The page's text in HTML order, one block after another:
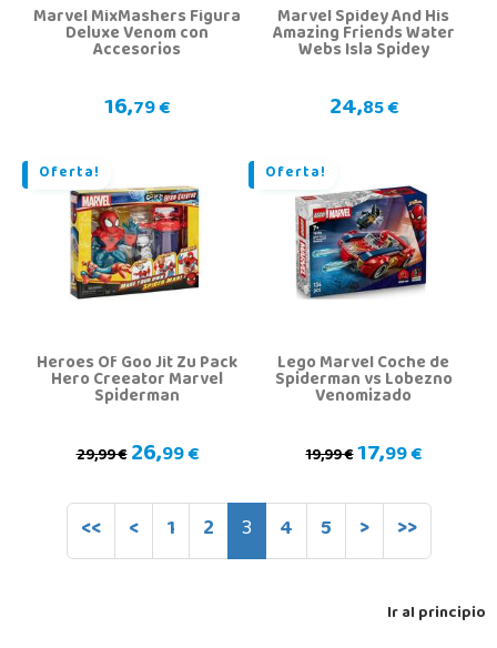
Marvel MixMashers Figura
Deluxe Venom con
Accesorios
16,79 €
Marvel Spidey And His
Amazing Friends Water
Webs Isla Spidey
24,85 €
Oferta!
Heroes Of Goo Jit Zu Pack
Hero Creeator Marvel
Spiderman
29,99 €26,99 €
Oferta!
Lego Marvel Coche de
Spiderman vs Lobezno
Venomizado
19,99 €17,99 €
<< < 1 2 3 4 5 > >>
Ir al principio